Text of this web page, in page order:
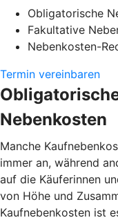
Obligatorische
Fakultative
Nebenkosten-
Termin vereinbaren
Nebenkosten
Manche
immer an, während
auf die Käuferinnen
von Höhe und
Kaufnebenkosten ist